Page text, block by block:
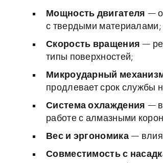
Мощность двигателя —
с твердыми материалами;
Скорость вращения —
типы поверхностей;
Микроударный
продлевает срок службы
Система охлаждения —
работе с алмазными
Вес и эргономика—
Совместимость с